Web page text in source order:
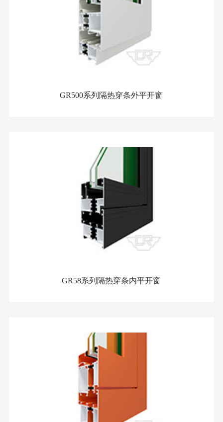
GR500系列隔热穿条外平开窗
GR58系列隔热穿条内平开窗